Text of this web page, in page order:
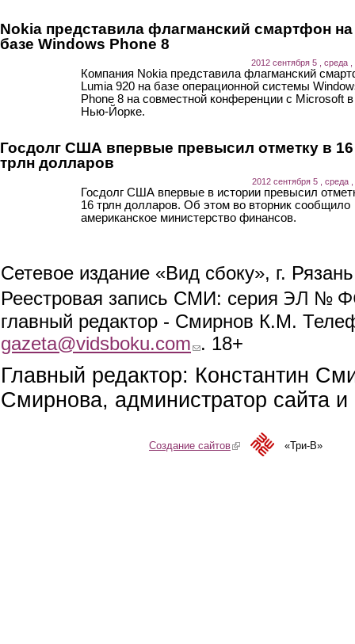
Nokia представила флагманский смартфон на
базе Windows Phone 8
2012 сентября 5 , среда ,
Компания Nokia представила флагманский
Lumia 920 на базе операционной системы
Phone 8 на совместной конференции с Microsoft в
Нью-Йорке.
Госдолг США впервые превысил отметку в 16
трлн долларов
2012 сентября 5 , среда ,
Госдолг США впервые в истории превысил
16 трлн долларов. Об этом во вторник сообщило
американское министерство финансов.
Сетевое издание «Вид сбоку», г.
Реестровая запись СМИ: серия ЭЛ №
главный редактор - Смирнов К.М.
gazeta@vidsboku.com (link sends e-mail)
. 18+
Главный редактор: Константин
Смирнова, администратор сайта
Создание сайтов(link is external)«Три-В»